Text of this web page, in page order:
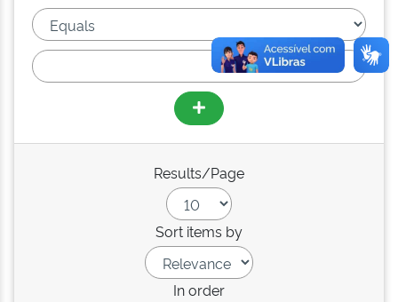
Results/Page
Sort items by
In order